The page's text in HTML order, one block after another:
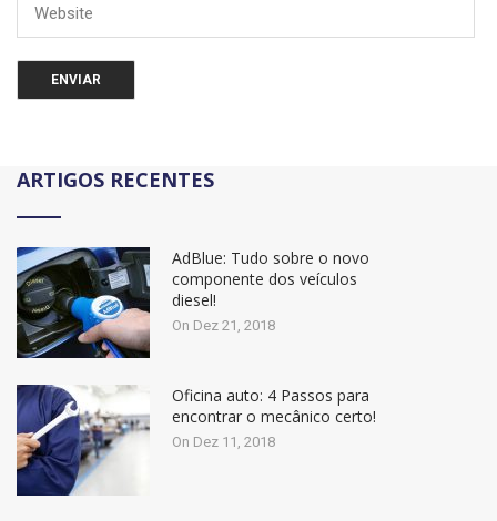
ARTIGOS RECENTES
AdBlue: Tudo sobre o novo
componente dos veículos
diesel!
On Dez 21, 2018
Oficina auto: 4 Passos para
encontrar o mecânico certo!
On Dez 11, 2018